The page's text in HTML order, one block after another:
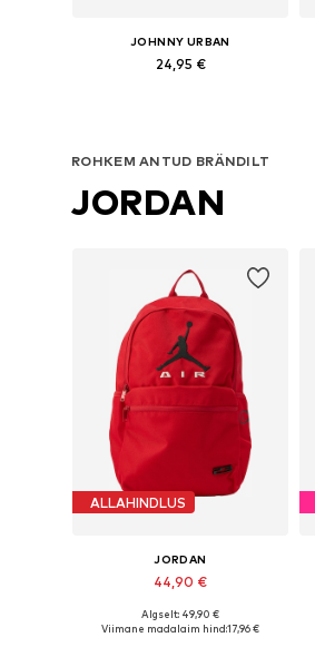
JOHNNY URBAN
24,95 €
ROHKEM ANTUD BRÄNDILT
JORDAN
ALLAHINDLUS
JORDAN
44,90 €
Saadaolevad suurused: One Size
Algselt: 49,90 €
Viimane madalaim hind:17,96 €